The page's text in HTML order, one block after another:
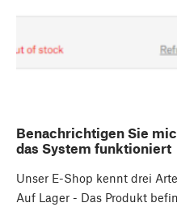
Benachrichtigen Sie
das System funktioniert
Unser E-Shop kennt drei
Auf Lager - Das Produkt